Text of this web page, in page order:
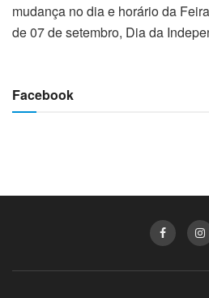
mudança no dia e horário da
de 07 de setembro, Dia da
Facebook